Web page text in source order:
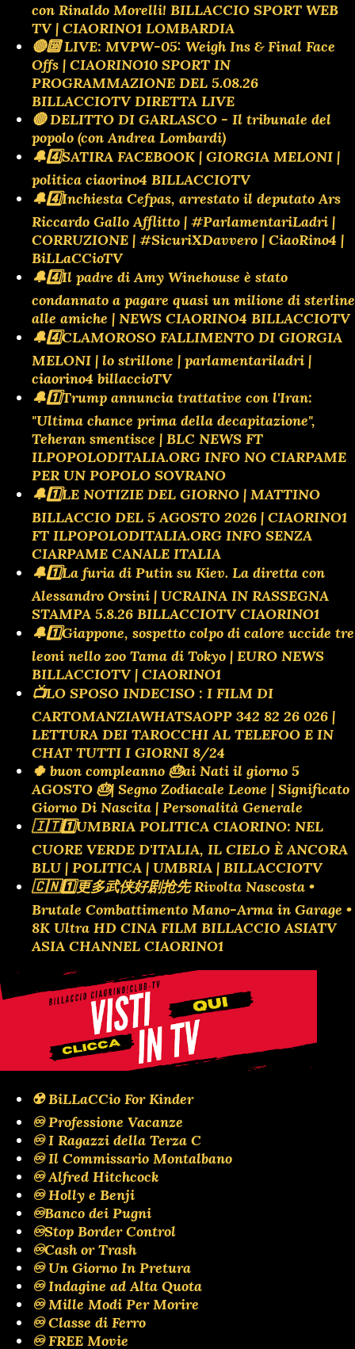
con Rinaldo Morelli! BILLACCIO SPORT WEB
TV | CIAORINO1 LOMBARDIA
🔴🔟 LIVE: MVPW-05: Weigh Ins & Final Face
Offs | CIAORINO10 SPORT IN
PROGRAMMAZIONE DEL 5.08.26
BILLACCIOTV DIRETTA LIVE
🔴 DELITTO DI GARLASCO - Il tribunale del
popolo (con Andrea Lombardi)
🔔4️⃣SATIRA FACEBOOK | GIORGIA MELONI |
politica ciaorino4 BILLACCIOTV
🔔4️⃣Inchiesta Cefpas, arrestato il deputato Ars
Riccardo Gallo Afflitto | #ParlamentariLadri |
CORRUZIONE | #SicuriXDavvero | CiaoRino4 |
BiLLaCCioTV
🔔4️⃣Il padre di Amy Winehouse è stato
condannato a pagare quasi un milione di sterline
alle amiche | NEWS CIAORINO4 BILLACCIOTV
🔔4️⃣CLAMOROSO FALLIMENTO DI GIORGIA
MELONI | lo strillone | parlamentariladri |
ciaorino4 billaccioTV
🔔1️⃣Trump annuncia trattative con l'Iran:
"Ultima chance prima della decapitazione",
Teheran smentisce | BLC NEWS FT
ILPOPOLODITALIA.ORG INFO NO CIARPAME
PER UN POPOLO SOVRANO
🔔1️⃣LE NOTIZIE DEL GIORNO | MATTINO
BILLACCIO DEL 5 AGOSTO 2026 | CIAORINO1
FT ILPOPOLODITALIA.ORG INFO SENZA
CIARPAME CANALE ITALIA
🔔1️⃣La furia di Putin su Kiev. La diretta con
Alessandro Orsini | UCRAINA IN RASSEGNA
STAMPA 5.8.26 BILLACCIOTV CIAORINO1
🔔1️⃣Giappone, sospetto colpo di calore uccide tre
leoni nello zoo Tama di Tokyo | EURO NEWS
BILLACCIOTV | CIAORINO1
📺LO SPOSO INDECISO : I FILM DI
CARTOMANZIAWHATSAOPP 342 82 26 026 |
LETTURA DEI TAROCCHI AL TELEFOO E IN
CHAT TUTTI I GIORNI 8/24
🍀 buon compleanno 🎂ai Nati il giorno 5
AGOSTO 🎂| Segno Zodiacale Leone | Significato
Giorno Di Nascita | Personalità Generale
🇮🇹1️⃣UMBRIA POLITICA CIAORINO: NEL
CUORE VERDE D'ITALIA, IL CIELO È ANCORA
BLU | POLITICA | UMBRIA | BILLACCIOTV
🇨🇳1️⃣更多武侠好剧抢先 Rivolta Nascosta •
Brutale Combattimento Mano-Arma in Garage •
8K Ultra HD CINA FILM BILLACCIO ASIATV
ASIA CHANNEL CIAORINO1
☢️ BiLLaCCio For Kinder
♾️ Professione Vacanze
♾️ I Ragazzi della Terza C
♾️ Il Commissario Montalbano
♾️ Alfred Hitchcock
♾️ Holly e Benji
♾️Banco dei Pugni
♾️Stop Border Control
♾️Cash or Trash
♾️ Un Giorno In Pretura
♾️ Indagine ad Alta Quota
♾️ Mille Modi Per Morire
♾️ Classe di Ferro
♾️ FREE Movie